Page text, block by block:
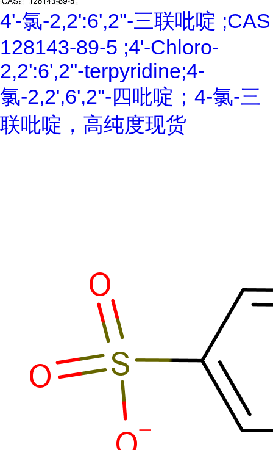
4'-氯-2,2':6',2''-三联吡啶 ;CAS
128143-89-5 ;4'-Chloro-
2,2':6',2''-terpyridine;4-
氯-2,2',6',2''-四吡啶；4-氯-三
联吡啶，高纯度现货